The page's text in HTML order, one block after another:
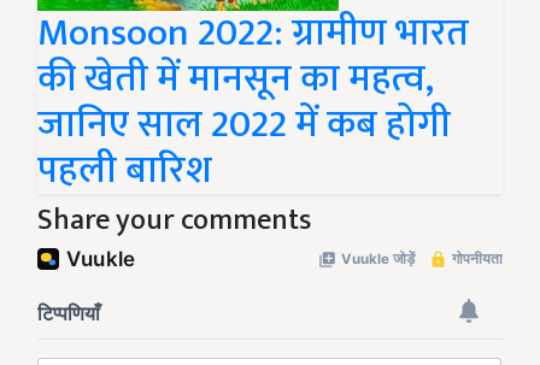
Monsoon 2022: ग्रामीण भारत
की खेती में मानसून का महत्व,
जानिए साल 2022 में कब होगी
पहली बारिश
Share your comments